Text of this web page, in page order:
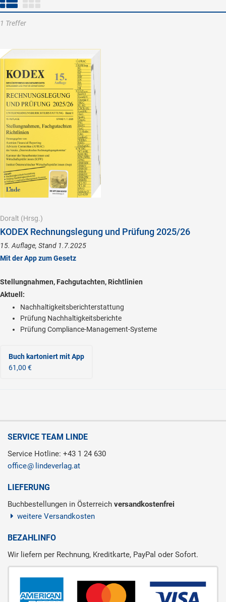
1 Treffer
Doralt (Hrsg.)
KODEX Rechnungslegung und Prüfung 2025/26
15. Auflage, Stand 1.7.2025
Mit der App zum Gesetz
Stellungnahmen, Fachgutachten, Richtlinien
Aktuell:
Nachhaltigkeitsberichterstattung
Prüfung Nachhaltigkeitsberichte
Prüfung Compliance-Management-Systeme
Buch kartoniertmit App
61,00 €
SERVICE TEAM LINDE
Service Hotline: +43 1 24 630
office
lindeverlag.at
LIEFERUNG
Buchbestellungen in Österreich versandkostenfrei
weitere Versandkosten
BEZAHLINFO
Wir liefern per Rechnung, Kreditkarte, PayPal oder Sofort.